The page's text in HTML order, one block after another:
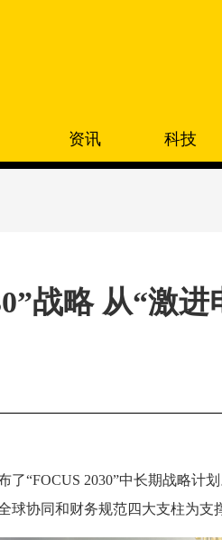
资讯 科技
战略 从“激
“FOCUS 2030”中长期战略计
球协同和财务规范四大支柱为支